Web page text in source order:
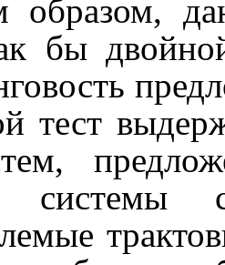
образом,
бы
тест
системы